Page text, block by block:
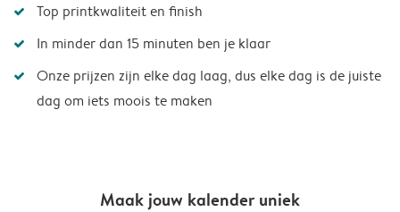
Top printkwaliteit en finish
In minder dan 15 minuten ben je klaar
Onze prijzen zijn elke dag laag, dus elke dag is de juiste
dag om iets moois te maken
Maak jouw kalender uniek